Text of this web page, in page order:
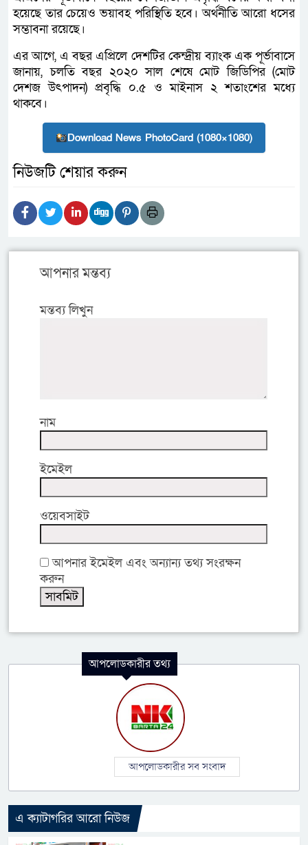
হয়েছে তার চেয়েও ভয়াবহ পরিস্থিতি হবে। অর্থনীতি আরো ধসের
সম্ভাবনা রয়েছে।
এর আগে, এ বছর এপ্রিলে দেশটির কেন্দ্রীয় ব্যাংক এক পূর্ভাবাসে
জানায়, চলতি বছর ২০২০ সাল শেষে মোট জিডিপির (মোট
দেশজ উৎপাদন) প্রবৃদ্ধি ০.৫ ও মাইনাস ২ শতাংশের মধ্যে
থাকবে।
Download News PhotoCard (1080×1080)
নিউজটি শেয়ার করুন
আপনার মন্তব্য
মন্তব্য লিখুন
নাম
ইমেইল
ওয়েবসাইট
আপনার ইমেইল এবং অন্যান্য তথ্য সংরক্ষন
করুন
আপলোডকারীর তথ্য
আপলোডকারীর সব সংবাদ
এ ক্যাটাগরির আরো নিউজ